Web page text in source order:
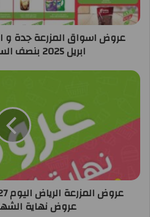
ابريل 2025 بنصف السعر • عروض نت
عروض نهاية